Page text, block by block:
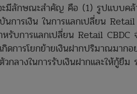
ะมีลักษณะสำคัญ คือ (1) รูปแบบคล้า
ารเงิน ในการแลกเปลี่ยน Retail
รับการแลกเปลี่ยน Retail CBDC
การโยกย้ายเงินฝากปริมาณมากอย่า
ลางในการรับเงินฝากและให้กู้ยืม ร